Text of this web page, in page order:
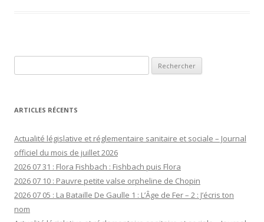
ARTICLES RÉCENTS
Actualité législative et réglementaire sanitaire et sociale – Journal
officiel du mois de juillet 2026
2026 07 31 : Flora Fishbach : Fishbach puis Flora
2026 07 10 : Pauvre petite valse orpheline de Chopin
2026 07 05 : La Bataille De Gaulle 1 : L’Âge de Fer – 2 : J’écris ton
nom